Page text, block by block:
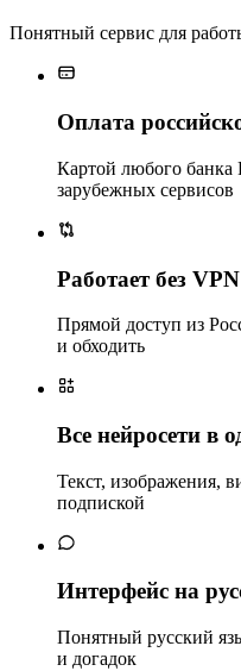
Понятный сервис для
Оплата
Картой любого банка
зарубежных сервисов
Работает без VPN
Прямой доступ из
и обходить
Все нейросети в
Текст, изображения,
подпиской
Интерфейс на
Понятный русский
и догадок